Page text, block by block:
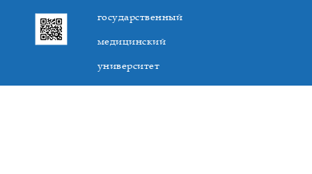
государственный
медицинский
университет